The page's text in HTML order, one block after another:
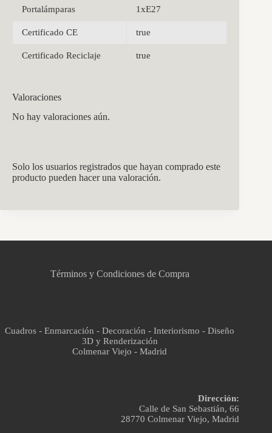
Portalámparas 1xE27
Certificado CE true
Certificado Reciclaje true
Valoraciones
No hay valoraciones aún.
Solo los usuarios registrados que hayan comprado este
producto pueden hacer una valoración.
Términos y Condiciones de Compra
Cuadros - Enmarcación - Decoración - Interiorismo - Diseño
3D y Renderización
Colmenar Viejo - Madrid
Dirección:
Calle de San Sebastián, 66
28770 Colmenar Viejo, Madrid
Asistente virtual · En línea